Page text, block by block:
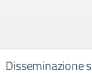
Disseminazione